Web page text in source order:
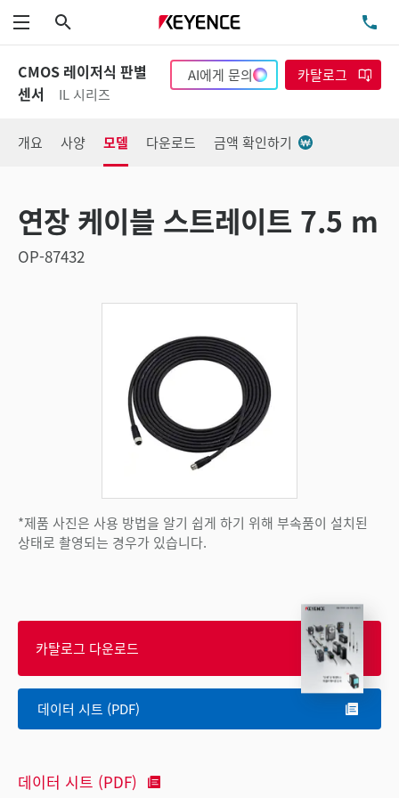
메뉴
CMOS 레이저식 판별
센서
IL 시리즈
AI에게 문의 카탈로그
개요 사양 모델 다운로드 금액 확인하기
연장 케이블 스트레이트 7.5 m
OP-87432
*제품 사진은 사용 방법을 알기 쉽게 하기 위해 부속품이 설치된
상태로 촬영되는 경우가 있습니다.
카탈로그 다운로드
데이터 시트 (PDF)
데이터 시트 (PDF)